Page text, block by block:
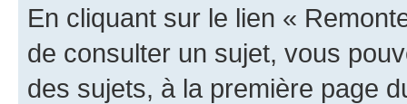
En cliquant sur le lien «
de consulter un sujet, vous
des sujets, à la première page